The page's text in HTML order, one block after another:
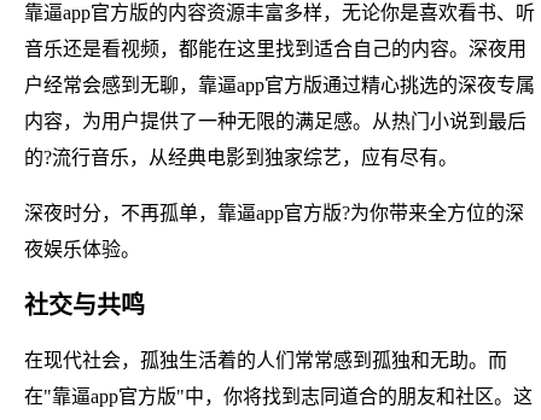
靠逼app官方版的内容资源丰富多样，无论你是喜欢看书、听
音乐还是看视频，都能在这里找到适合自己的内容。深夜用
户经常会感到无聊，靠逼app官方版通过精心挑选的深夜专属
内容，为用户提供了一种无限的满足感。从热门小说到最后
的?流行音乐，从经典电影到独家综艺，应有尽有。
深夜时分，不再孤单，靠逼app官方版?为你带来全方位的深
夜娱乐体验。
社交与共鸣
在现代社会，孤独生活着的人们常常感到孤独和无助。而
在"靠逼app官方版"中，你将找到志同道合的朋友和社区。这